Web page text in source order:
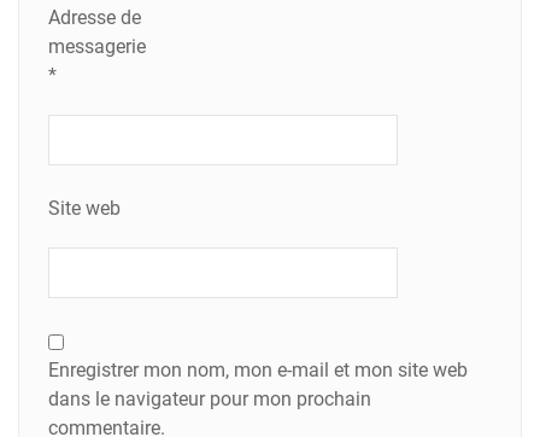
Adresse de
messagerie
*
Site web
Enregistrer mon nom, mon e-mail et mon site web
dans le navigateur pour mon prochain
commentaire.